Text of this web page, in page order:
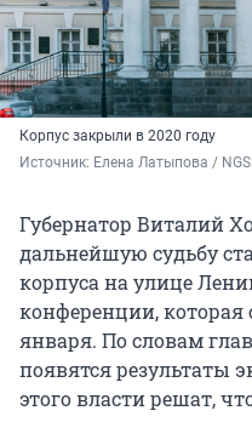
Корпус закрыли в 2020 году
Источник: Елена Латыпова /
Губернатор Виталий
дальнейшую судьбу
корпуса на улице
конференции, которая
января. По словам
появятся результаты
этого власти решат,